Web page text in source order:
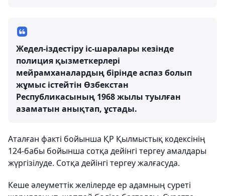
Жедел-іздестіру іс-шаралары кезінде
полиция қызметкерлері
мейрамханалардың бірінде аспаз болып
жұмыс істейтін Өзбекстан
Республикасының 1968 жылы туылған
азаматын анықтап, ұстады.
Аталған факті бойынша ҚР Қылмыстық кодексінің
124-бабы бойынша сотқа дейінгі тергеу амалдары
жүргізілуде. Сотқа дейінгі тергеу жалғасуда.
Кеше әлеуметтік желілерде ер адамның суреті